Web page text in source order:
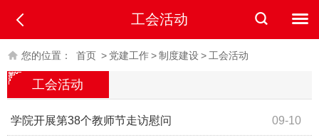
工会活动
您的位置： 首页 > 党建工作>制度建设> 工会活动
工会活动
09-10
学院开展第38个教师节走访慰问